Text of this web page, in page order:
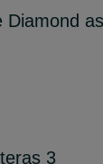
Diamond
3